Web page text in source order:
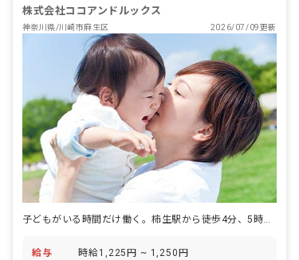
株式会社ココアンドルックス
神奈川県/川崎市麻生区 2026/07/09更新
子どもがいる時間だけ働く。柿生駅から徒歩4分、5時間からの勤務が組める仕事です。
給与 時給1,225円 ~ 1,250円